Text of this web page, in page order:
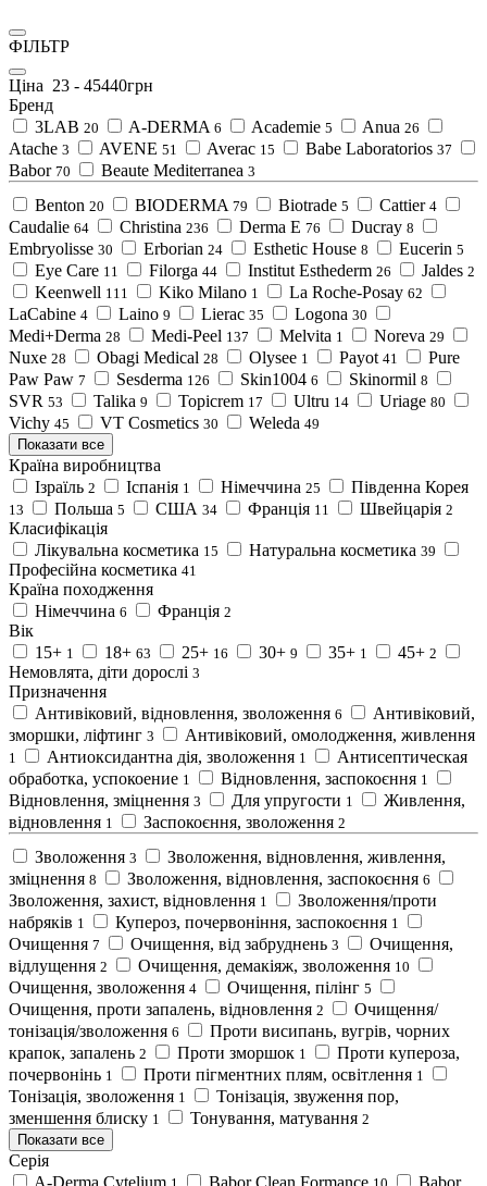
ФІЛЬТР
Ціна 23 - 45440грн
Бренд
3LAB 20 A-DERMA 6 Academie 5 Anua 26
Atache 3 AVENE 51 Averac 15 Babe Laboratorios 37
Babor 70 Beaute Mediterranea 3
Benton 20 BIODERMA 79 Biotrade 5 Cattier 4
Caudalie 64 Christina 236 Derma E 76 Ducray 8
Embryolisse 30 Erborian 24 Esthetic House 8 Eucerin 5
Eye Care 11 Filorga 44 Institut Esthederm 26 Jaldes 2
Keenwell 111 Kiko Milano 1 La Roche-Posay 62
LaCabine 4 Laino 9 Lierac 35 Logona 30
Medi+Derma 28 Medi-Peel 137 Melvita 1 Noreva 29
Nuxe 28 Obagi Medical 28 Olysee 1 Payot 41
Pure
Paw Paw 7 Sesderma 126 Skin1004 6 Skinormil 8
SVR 53 Talika 9 Topicrem 17 Ultru 14 Uriage 80
Vichy 45 VT Cosmetics 30 Weleda 49
Показати все
Країна виробництва
Ізраїль 2 Іспанія 1 Німеччина 25 Південна Корея
13 Польша 5 США 34 Франція 11 Швейцарія 2
Класифікація
Лікувальна косметика 15 Натуральна косметика 39
Професійна косметика 41
Країна походження
Німеччина 6 Франція 2
Вік
15+ 1 18+ 63 25+ 16 30+ 9 35+ 1 45+ 2
Немовлята, діти дорослі 3
Призначення
Антивіковий, відновлення, зволоження 6
Антивіковий,
зморшки, ліфтинг 3 Антивіковий, омолодження, живлення
1 Антиоксидантна дія, зволоження 1
Антисептическая
обработка, успокоение 1 Відновлення, заспокоєння 1
Відновлення, зміцнення 3 Для упругости 1
Живлення,
відновлення 1 Заспокоєння, зволоження 2
Зволоження 3
Зволоження, відновлення, живлення,
зміцнення 8 Зволоження, відновлення, заспокоєння 6
Зволоження, захист, відновлення 1
Зволоження/проти
набряків 1 Купероз, почервоніння, заспокоєння 1
Очищення 7 Очищення, від забруднень 3
Очищення,
відлущення 2 Очищення, демакіяж, зволоження 10
Очищення, зволоження 4 Очищення, пілінг 5
Очищення, проти запалень, відновлення 2
Очищення/
тонізація/зволоження 6
Проти висипань, вугрів, чорних
крапок, запалень 2 Проти зморшок 1
Проти купероза,
почервонінь 1 Проти пігментних плям, освітлення 1
Тонізація, зволоження 1
Тонізація, звуження пор,
зменшення блиску 1 Тонування, матування 2
Показати все
Серія
A-Derma Cytelium
Babor Clean Formance Babor